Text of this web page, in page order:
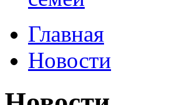
Главная
Новости